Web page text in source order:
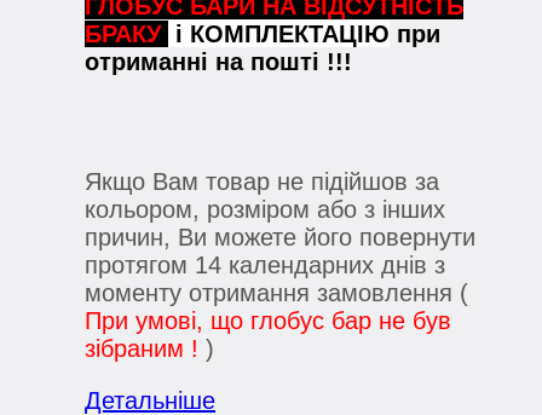
ГЛОБУС БАРИ НА ВІДСУТНІСТЬ
БРАКУ і КОМПЛЕКТАЦІЮ при
отриманні на пошті !!!
Якщо Вам товар не підійшов за
кольором, розміром або з інших
причин, Ви можете його повернути
протягом 14 календарних днів з
моменту отримання замовлення (
При умові, що глобус бар не був
зібраним ! )
Детальніше